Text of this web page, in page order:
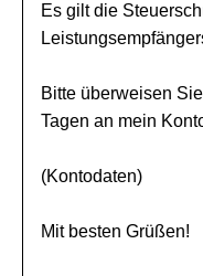
Es gilt die
Bitte überweisen
Tagen an mein
(Kontodaten)
Mit besten Grüßen!